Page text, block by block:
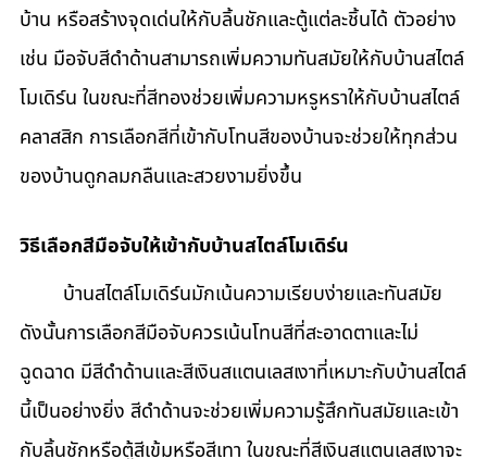
บ้าน หรือสร้างจุดเด่นให้กับลิ้นชักและตู้แต่ละชิ้นได้ ตัวอย่าง
เช่น มือจับสีดำด้านสามารถเพิ่มความทันสมัยให้กับบ้านสไตล์
โมเดิร์น ในขณะที่สีทองช่วยเพิ่มความหรูหราให้กับบ้านสไตล์
คลาสสิก การเลือกสีที่เข้ากับโทนสีของบ้านจะช่วยให้ทุกส่วน
ของบ้านดูกลมกลืนและสวยงามยิ่งขึ้น
วิธีเลือกสีมือจับให้เข้ากับบ้านสไตล์โมเดิร์น
ดังนั้นการเลือกสีมือจับควรเน้นโทนสีที่สะอาดตาและไม่
ฉูดฉาด มีสีดำด้านและสีเงินสแตนเลสเงาที่เหมาะกับบ้านสไตล์
นี้เป็นอย่างยิ่ง สีดำด้านจะช่วยเพิ่มความรู้สึกทันสมัยและเข้า
กับลิ้นชักหรือตู้สีเข้มหรือสีเทา ในขณะที่สีเงินสแตนเลสเงาจะ